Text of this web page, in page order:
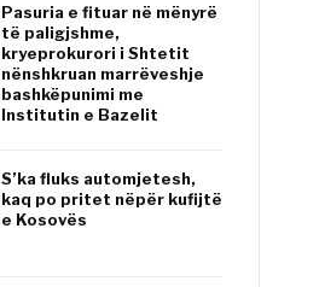
Pasuria e fituar në mënyrë
të paligjshme,
kryeprokurori i Shtetit
nënshkruan marrëveshje
bashkëpunimi me
Institutin e Bazelit
S’ka fluks automjetesh,
kaq po pritet nëpër kufijtë
e Kosovës